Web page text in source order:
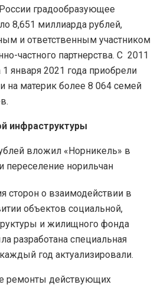
градообразующее
8,651 миллиарда рублей,
и ответственным участником
частного партнерства. С 2011
января 2021 года приобрели
на материк более 8 064 семей
инфраструктуры
сторон о взаимодействии в
объектов социальной,
и жилищного фонда
разработана специальная
год актуализировали.
ремонты действующих